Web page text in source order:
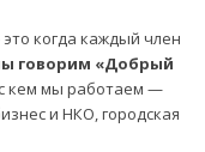
когда каждый член
говорим «Добрый
кем мы работаем —
и НКО, городская